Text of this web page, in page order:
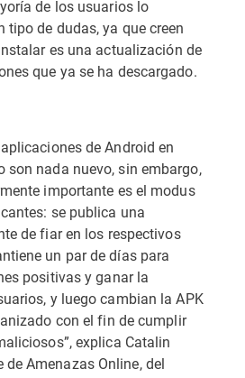
de los usuarios lo
tipo de dudas, ya que creen
es una actualización de
que ya se ha descargado.
de Android en
son nada nuevo, sin embargo,
importante es el modus
se publica una
de fiar en los respectivos
un par de días para
positivas y ganar la
y luego cambian la APK
con el fin de cumplir
explica Catalin
de Amenazas Online, del